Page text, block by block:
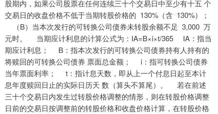
股期内，如果公司股票在任何连续三十个交易日中至少有十五 个
交易日的收盘价格不低于当期转股价格的 130%（含 130%）；
（B）当本次发行的可转换公司债券未转股余额不足 3,000 万
元时。 当期应计利息的计算公式为：IA=B×i×t/365 IA：指当
期应计利息； B：指本次发行的可转换公司债券持有人持有的
将赎回的可转换公司债券 票面总金额； i：指可转换公司债券
当年票面利率； t：指计息天数，即从上一个付息日起至本计
息年度赎回日止的实际日历天 数（算头不算尾）。 若在前述
三十个交易日内发生过转股价格调整的情形，则在转股价格调整
日前的交易日按调整前的转股价格和收盘价格计算，在转股价格